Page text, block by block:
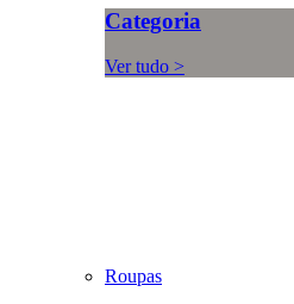
Categoria
Ver tudo >
Roupas